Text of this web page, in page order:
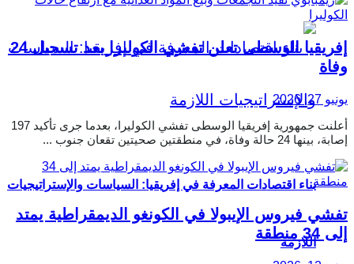
بناء اقتصادات المعرفة في إفريقيا: السياسات والإستراتيجيات
اللازمة
إفريقيا الوسطى تعلن تفشي الكوليرا بعد تسجيل 24
وفاة
يونيو 27, 2026
أعلنت جمهورية إفريقيا الوسطى تفشي الكوليرا، بعدما جرى تأكيد 197
إصابة، بينها 24 حالة وفاة، في منطقتين صحيتين تقعان جنوب ...
تفشي فيروس الإيبولا في الكونغو الديمقراطية يمتد
إلى 34 منطقة